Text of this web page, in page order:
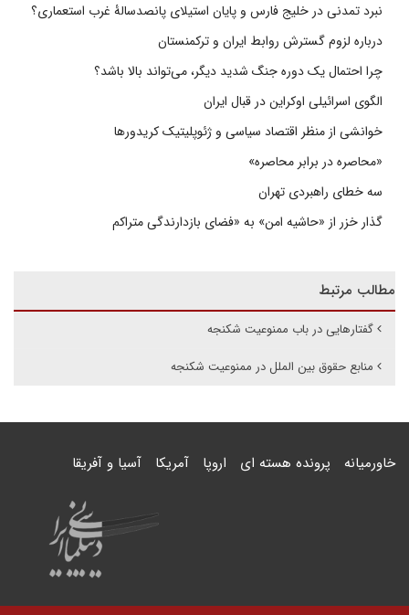
نبرد تمدنی در خلیج فارس و پایان استیلای پانصدسالۀ غرب استعماری؟
درباره لزوم گسترش روابط ایران و ترکمنستان
چرا احتمال یک دوره جنگ شدید دیگر، می‌تواند بالا باشد؟
الگوی اسرائیلی اوکراین در قبال ایران
خوانشی از منظر اقتصاد سیاسی و ژئوپلیتیک کریدورها
«محاصره در برابر محاصره»
سه خطای راهبردی تهران
گذار خزر از «حاشیه امن» به «فضای بازدارندگی متراکم
مطالب مرتبط
گفتارهایی در باب ممنوعیت شکنجه
منابع حقوق بین الملل در ممنوعیت شکنجه
خاورمیانه پرونده هسته ای اروپا آمریکا آسیا و آفریقا